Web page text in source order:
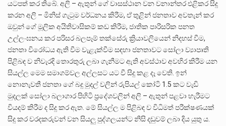
යටපත් කර තිබේ. අලි – ඇතුන් ගේ වාසස්ථාන වන වනාන්තර එළිකර සිදු
කරන අලි – මිනිස් ගැටුම වර්ධනය කිරීම, ඒ තුළින් ජනතාව අවතැන් කර
ඔවුන් ගේ මූලික අයිතිවාසිකම් කඩ කිරීම, ජාතික පාරිසරික පනත
උල්ලංඝනය කර පරිසර බලපෑම් තක්සේරු ක්‍රියාවලියෙන් නිදහස් වීම,
ජනතා විරෝධය ඇති වීම වැළැක්වීම සඳහා ජනතාවට සෝලා ව්‍යාපෘති
පිළිබඳ ව නිවැරදි තොරතුරු ලබා ගැනීමට ඇති අවස්ථාව අවහිර කිරීම යන
සියල්ල මෙම සමාගම්වල අල්ලසට යට වී සිදු කළ දෑ වෙති. ඉන්
නොනැවතී ජනතා ගේ බදු මුදල් වලින් රුපියල් කෝටි 1.5 කට වැඩි
මුදලක් සෝලා බලාගාර පිහිටි ප්‍රදේශවලින් අලි – ඇතුන් පළවා හැරීමට
වියදම් කිරීම ද සිදු කර ඇත. මේ සියල්ල ම පිළිබඳ ව විධිමත් පරීක්ෂණයක්
සිදු කර වරදකරුවන් වන සියලු පුද්ගලයන්ට නිසි දඩුවම් ලබා දිය යුතු ය.